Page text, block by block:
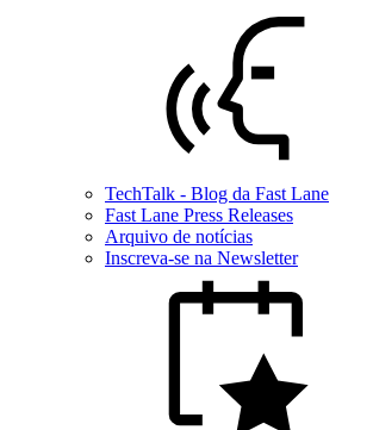
TechTalk - Blog da Fast Lane
Fast Lane Press Releases
Arquivo de notícias
Inscreva-se na Newsletter